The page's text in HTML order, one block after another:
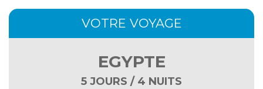
VOTRE VOYAGE
EGYPTE
5 JOURS / 4 NUITS